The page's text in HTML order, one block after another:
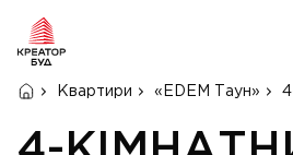
Квартири «EDEM Таун»